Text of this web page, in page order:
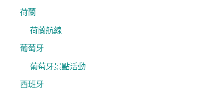
荷蘭
荷蘭航線
葡萄牙
葡萄牙景點活動
西班牙